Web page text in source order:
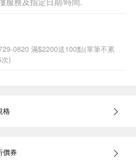
0820 滿$2200送100點(單筆不累
)
格
價券